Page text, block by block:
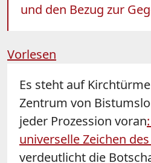
und den Bezug zur
Vorlesen
Es steht auf
Zentrum von
jeder Prozession voran
universelle Zeichen
verdeutlicht die